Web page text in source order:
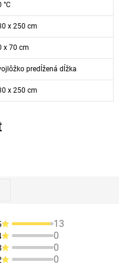
°C
x 250 cm
x 70 cm
predĺžená dĺžka
x 250 cm
13
0
0
0